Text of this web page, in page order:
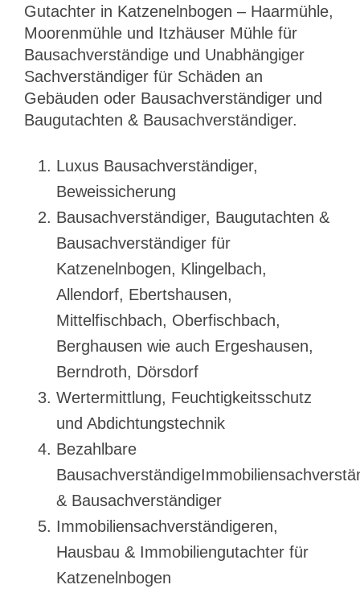
Gutachter in Katzenelnbogen – Haarmühle,
Moorenmühle und Itzhäuser Mühle für
Bausachverständige und Unabhängiger
Sachverständiger für Schäden an
Gebäuden oder Bausachverständiger und
Baugutachten & Bausachverständiger.
Luxus Bausachverständiger,
Beweissicherung
Bausachverständiger, Baugutachten &
Bausachverständiger für
Katzenelnbogen, Klingelbach,
Allendorf, Ebertshausen,
Mittelfischbach, Oberfischbach,
Berghausen wie auch Ergeshausen,
Berndroth, Dörsdorf
Wertermittlung, Feuchtigkeitsschutz
und Abdichtungstechnik
Bezahlbare
& Bausachverständiger
Immobiliensachverständigeren,
Hausbau & Immobiliengutachter für
Katzenelnbogen